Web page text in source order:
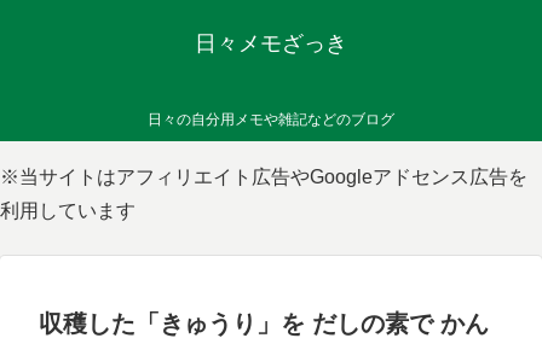
日々メモざっき
日々の自分用メモや雑記などのブログ
※当サイトはアフィリエイト広告やGoogleアドセンス広告を
利用しています
収穫した「きゅうり」を だしの素で かん